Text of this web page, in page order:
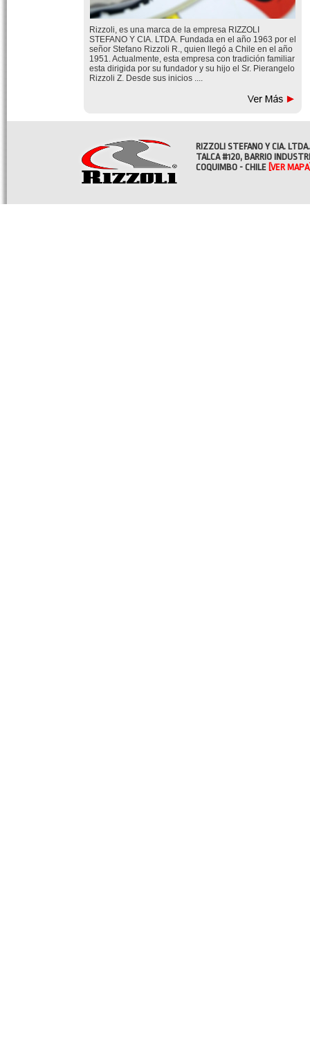
Rizzoli, es una marca de la empresa RIZZOLI
STEFANO Y CIA. LTDA. Fundada en el año 1963 por el
señor Stefano Rizzoli R., quien llegó a Chile en el año
1951. Actualmente, esta empresa con tradición familiar
esta dirigida por su fundador y su hijo el Sr. Pierangelo
Rizzoli Z. Desde sus inicios ....
RIZZOLI STEFANO Y CIA. LTDA.
TALCA #120, BARRIO
COQUIMBO - CHILE [VER